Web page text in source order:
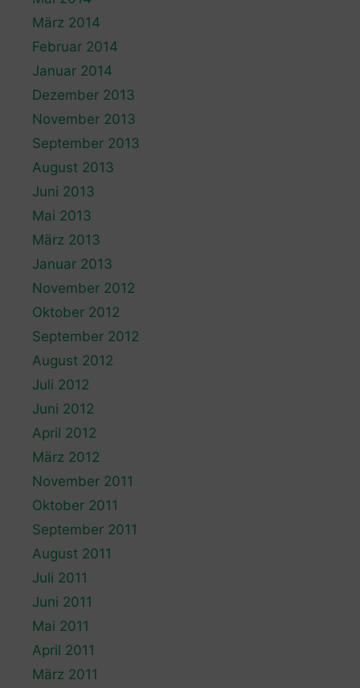
März 2014
Februar 2014
Januar 2014
Dezember 2013
November 2013
September 2013
August 2013
Juni 2013
Mai 2013
März 2013
Januar 2013
November 2012
Oktober 2012
September 2012
August 2012
Juli 2012
Juni 2012
April 2012
März 2012
November 2011
Oktober 2011
September 2011
August 2011
Juli 2011
Juni 2011
Mai 2011
April 2011
März 2011